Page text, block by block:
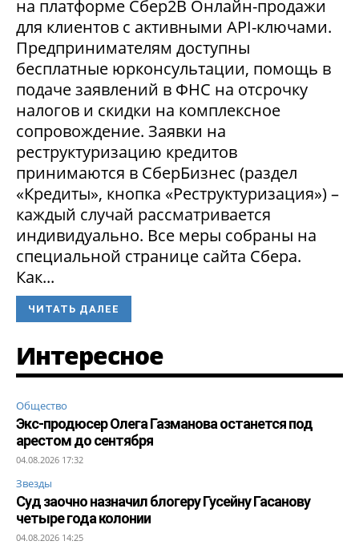
на платформе Сбер2В Онлайн-продажи
для клиентов с активными API-ключами.
Предпринимателям доступны
бесплатные юрконсультации, помощь в
подаче заявлений в ФНС на отсрочку
налогов и скидки на комплексное
сопровождение. Заявки на
реструктуризацию кредитов
принимаются в СберБизнес (раздел
«Кредиты», кнопка «Реструктуризация») –
каждый случай рассматривается
индивидуально. Все меры собраны на
специальной странице сайта Сбера.
Как...
ЧИТАТЬ ДАЛЕЕ
Интересное
Общество
Экс-продюсер Олега Газманова останется под
арестом до сентября
04.08.2026 17:32
Звезды
Суд заочно назначил блогеру Гусейну Гасанову
четыре года колонии
04.08.2026 14:25